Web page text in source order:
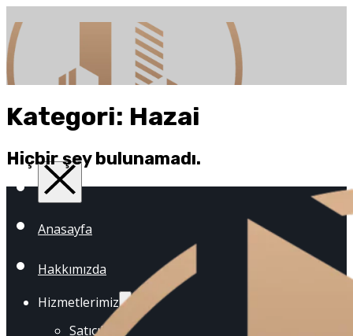
Anasayfa
Hakkımızda
Hizmetlerimiz
Satıcılar
Kategori: Hazai
Hiçbir şey bulunamadı.